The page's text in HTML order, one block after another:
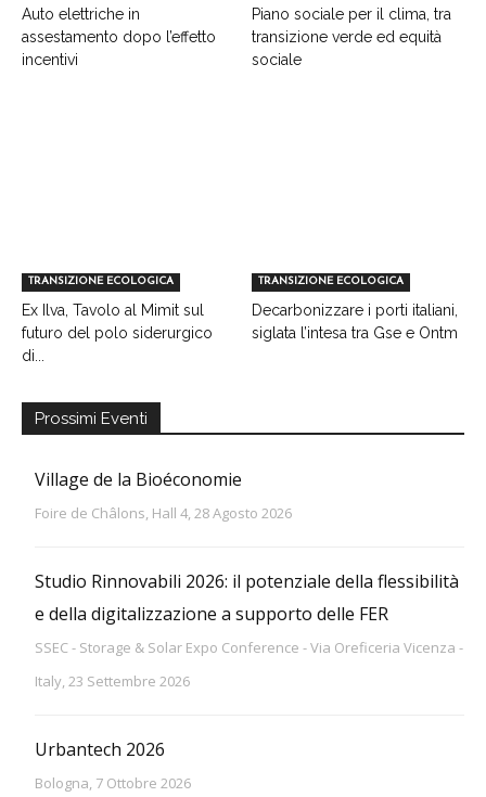
Auto elettriche in
assestamento dopo l’effetto
incentivi
Piano sociale per il clima, tra
transizione verde ed equità
sociale
TRANSIZIONE ECOLOGICA
Ex Ilva, Tavolo al Mimit sul
futuro del polo siderurgico
di...
TRANSIZIONE ECOLOGICA
Decarbonizzare i porti italiani,
siglata l’intesa tra Gse e Ontm
Prossimi Eventi
Village de la Bioéconomie
Foire de Châlons, Hall 4, 28 Agosto 2026
Studio Rinnovabili 2026: il potenziale della flessibilità
e della digitalizzazione a supporto delle FER
SSEC - Storage & Solar Expo Conference - Via Oreficeria Vicenza -
Italy, 23 Settembre 2026
Urbantech 2026
Bologna, 7 Ottobre 2026